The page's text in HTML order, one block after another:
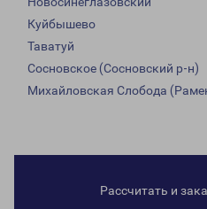
Куйбышево
Таватуй
Сосновское (Сосновский р-н)
Михайловская Слобода
Рассчитать и